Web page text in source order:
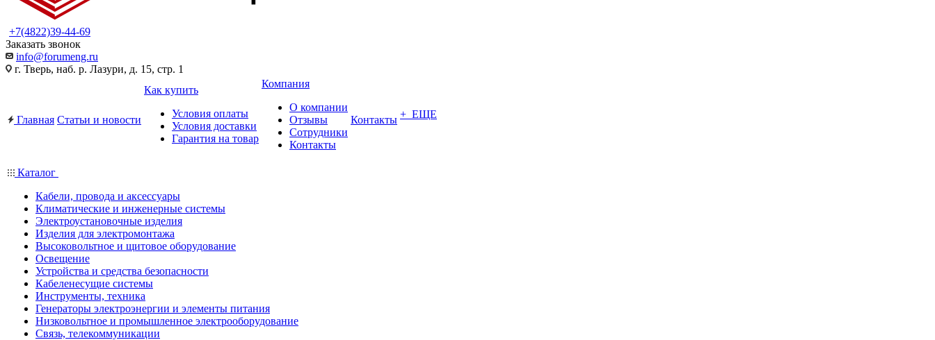
+7(4822)39-44-69
Заказать звонок
info@forumeng.ru
г. Тверь, наб. р. Лазури, д. 15, стр. 1
Главная Статьи и новости
Как купить
Условия оплаты
Условия доставки
Гарантия на товар
Компания
О компании
Отзывы
Сотрудники
Контакты
Контакты + ЕЩЕ
Каталог
Кабели, провода и аксессуары
Климатические и инженерные системы
Электроустановочные изделия
Изделия для электромонтажа
Высоковольтное и щитовое оборудование
Освещение
Устройства и средства безопасности
Кабеленесущие системы
Инструменты, техника
Генераторы электроэнергии и элементы питания
Низковольтное и промышленное электрооборудование
Связь, телекоммуникации